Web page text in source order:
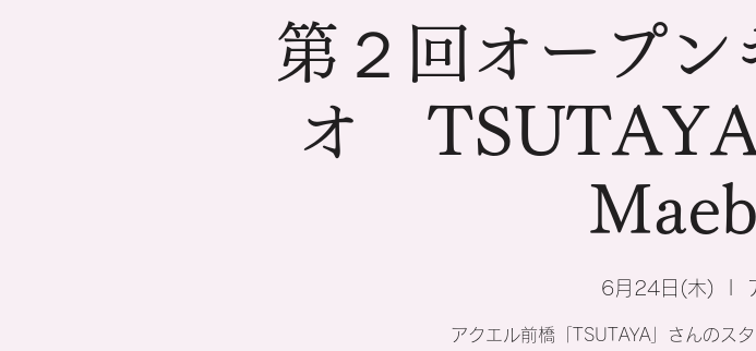
第２回オープン
オ
6月24日(木)
アクエル前橋「TSUTAYA」さんのス